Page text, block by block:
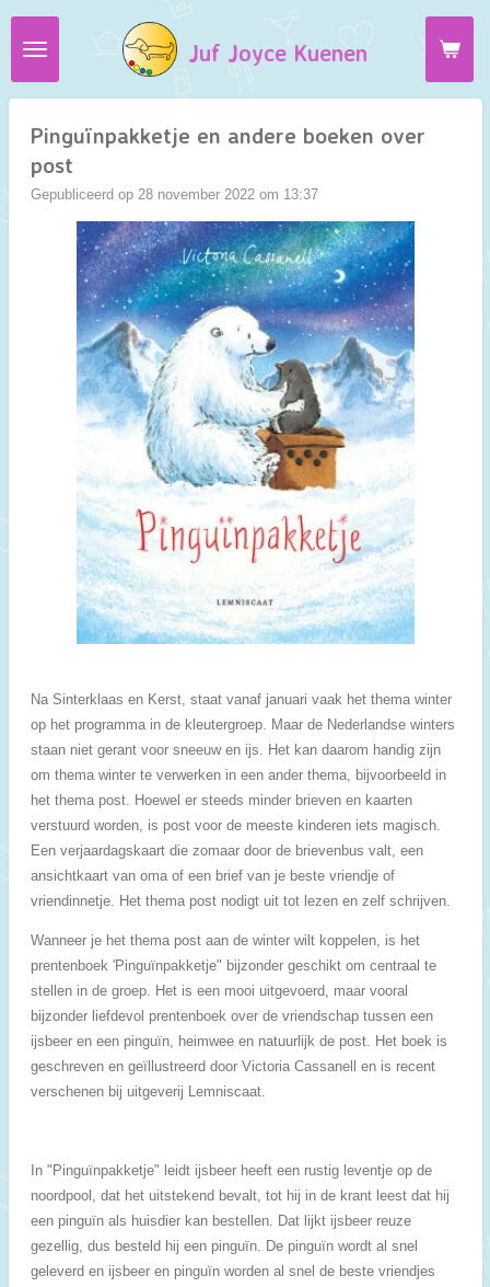
Ga
direct
de
Juf Joyce Kuenen
Pinguïnpakketje en andere boeken over
post
Gepubliceerd op 28 november 2022 om 13:37
Na Sinterklaas en Kerst, staat vanaf januari vaak het thema winter
op het programma in de kleutergroep. Maar de Nederlandse winters
staan niet gerant voor sneeuw en ijs. Het kan daarom handig zijn
om thema winter te verwerken in een ander thema, bijvoorbeeld in
het thema post. Hoewel er steeds minder brieven en kaarten
verstuurd worden, is post voor de meeste kinderen iets magisch.
Een verjaardagskaart die zomaar door de brievenbus valt, een
ansichtkaart van oma of een brief van je beste vriendje of
vriendinnetje. Het thema post nodigt uit tot lezen en zelf schrijven.
Wanneer je het thema post aan de winter wilt koppelen, is het
prentenboek 'Pinguïnpakketje" bijzonder geschikt om centraal te
stellen in de groep. Het is een mooi uitgevoerd, maar vooral
bijzonder liefdevol prentenboek over de vriendschap tussen een
ijsbeer en een pinguïn, heimwee en natuurlijk de post. Het boek is
geschreven en geïllustreerd door Victoria Cassanell en is recent
verschenen bij uitgeverij Lemniscaat.
In "Pinguïnpakketje" leidt ijsbeer heeft een rustig leventje op de
noordpool, dat het uitstekend bevalt, tot hij in de krant leest dat hij
een pinguïn als huisdier kan bestellen. Dat lijkt ijsbeer reuze
gezellig, dus besteld hij een pinguïn. De pinguïn wordt al snel
geleverd en ijsbeer en pinguïn worden al snel de beste vriendjes